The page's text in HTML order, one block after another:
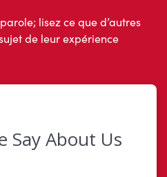
lisez ce que d’autres
de leur expérience